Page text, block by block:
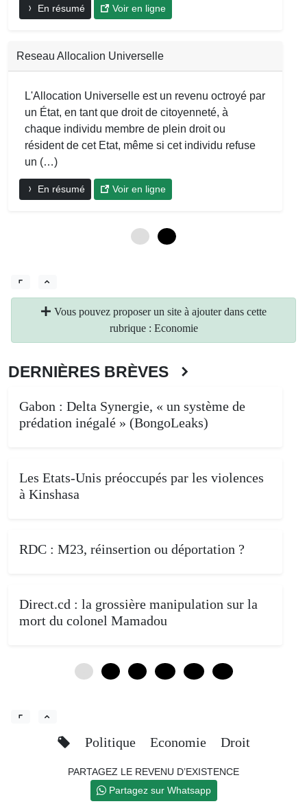
En résumé Voir en ligne
Reseau Allocalion Universelle
L'Allocation Universelle est un revenu octroyé par
un État, en tant que droit de citoyenneté, à
chaque individu membre de plein droit ou
résident de cet Etat, même si cet individu refuse
un (…)
En résumé Voir en ligne
Vous pouvez proposer un site à ajouter dans cette
rubrique : Economie
DERNIÈRES BRÈVES
Gabon : Delta Synergie, « un système de
prédation inégalé » (BongoLeaks)
Les Etats-Unis préoccupés par les violences
à Kinshasa
RDC : M23, réinsertion ou déportation ?
Direct.cd : la grossière manipulation sur la
mort du colonel Mamadou
Politique Economie Droit
PARTAGEZ LE REVENU D’EXISTENCE
Partagez sur Whatsapp